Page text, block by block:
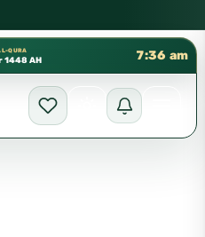
QURA
1448 AH 7:36 am